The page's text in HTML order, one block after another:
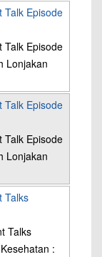
Talk Episode
Talk Episode
Lonjakan
Talk Episode
Talk Episode
Lonjakan
Talks
Talks
: